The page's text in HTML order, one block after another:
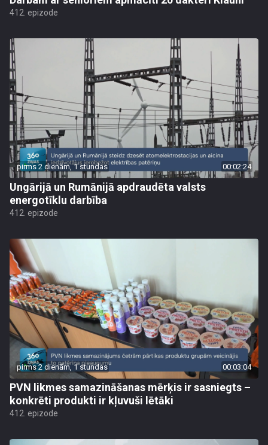
412. epizode
pirms 2 dienām, 1 stundas 00:02:24
Ungārijā un Rumānijā apdraudēta valsts
energotīklu darbība
412. epizode
pirms 2 dienām, 1 stundas 00:03:04
PVN likmes samazināšanas mērķis ir sasniegts –
konkrēti produkti ir kļuvuši lētāki
412. epizode